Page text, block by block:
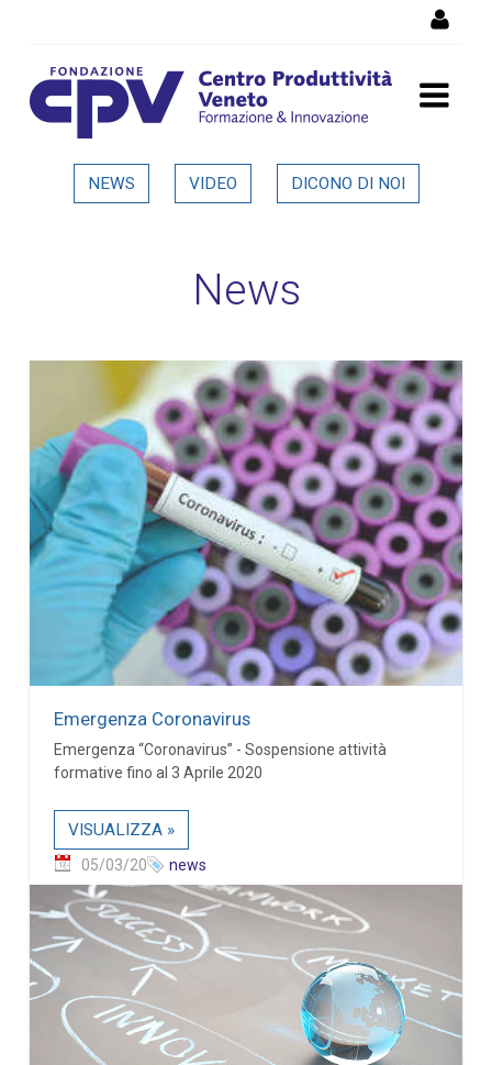
Dettaglio in evidenza
NEWS VIDEO DICONO DI NOI
News
Emergenza Coronavirus
Emergenza “Coronavirus” - Sospensione attività
formative fino al 3 Aprile 2020
VISUALIZZA »
05/03/20 news